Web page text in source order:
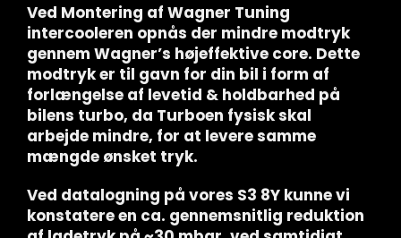
Ved Montering af Wagner Tuning
intercooleren opnås der mindre modtryk
gennem Wagner’s højeffektive core. Dette
modtryk er til gavn for din bil i form af
forlængelse af levetid & holdbarhed på
bilens turbo, da Turboen fysisk skal
arbejde mindre, for at levere samme
mængde ønsket tryk.
Ved datalogning på vores S3 8Y kunne vi
konstatere en ca. gennemsnitlig reduktion